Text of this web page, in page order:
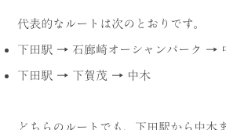
代表的なルートは次のとおりです。
下田駅 → 石廊崎オーシャンパーク →
下田駅 → 下賀茂 → 中木
どちらのルートでも、下田駅から中木